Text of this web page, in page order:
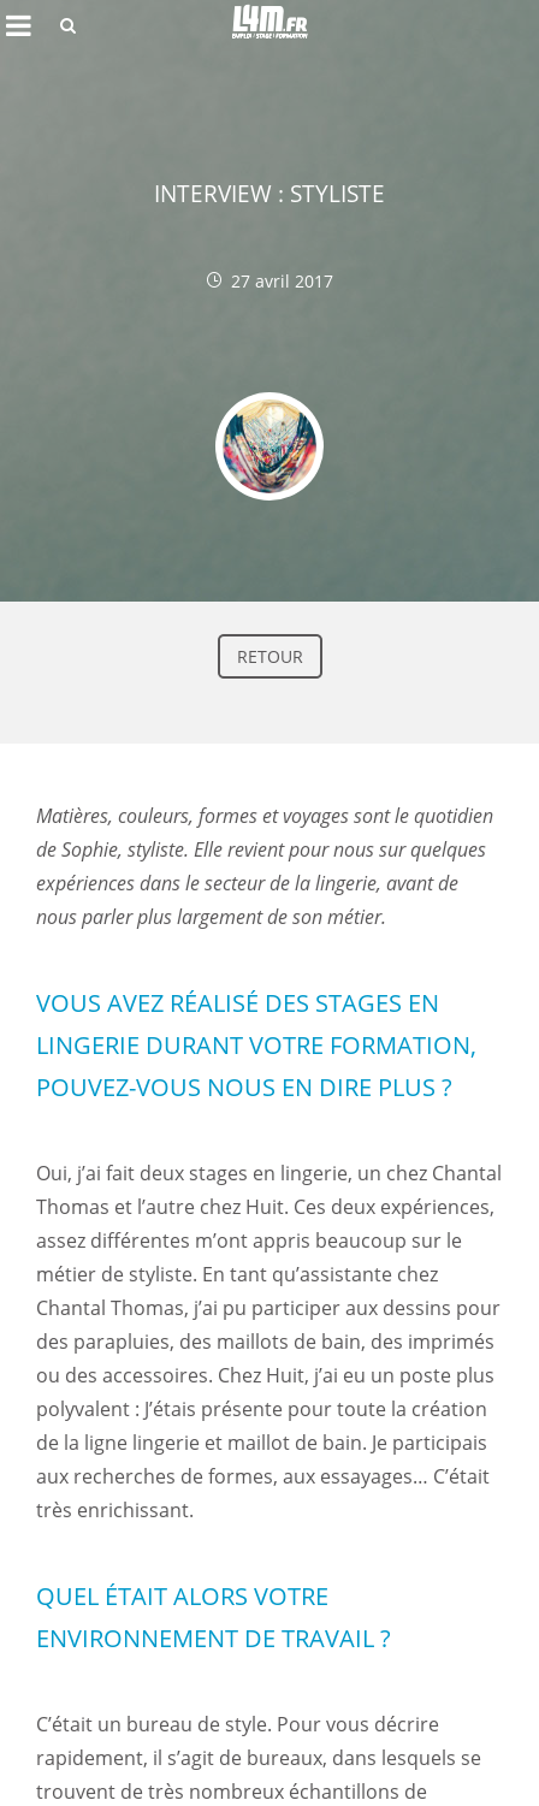
RETOUR
INTERVIEW : STYLISTE
27 avril 2017
Matières, couleurs, formes et voyages sont le quotidien
de Sophie, styliste. Elle revient pour nous sur quelques
expériences dans le secteur de la lingerie, avant de
nous parler plus largement de son métier.
VOUS AVEZ RÉALISÉ DES STAGES EN
LINGERIE DURANT VOTRE FORMATION,
POUVEZ-VOUS NOUS EN DIRE PLUS ?
Oui, j’ai fait deux stages en lingerie, un chez Chantal
Thomas et l’autre chez Huit. Ces deux expériences,
assez différentes m’ont appris beaucoup sur le
métier de styliste. En tant qu’assistante chez
Chantal Thomas, j’ai pu participer aux dessins pour
des parapluies, des maillots de bain, des imprimés
ou des accessoires. Chez Huit, j’ai eu un poste plus
polyvalent : J’étais présente pour toute la création
de la ligne lingerie et maillot de bain. Je participais
aux recherches de formes, aux essayages… C’était
très enrichissant.
QUEL ÉTAIT ALORS VOTRE
ENVIRONNEMENT DE TRAVAIL ?
C’était un bureau de style. Pour vous décrire
rapidement, il s’agit de bureaux, dans lesquels se
trouvent de très nombreux échantillons de